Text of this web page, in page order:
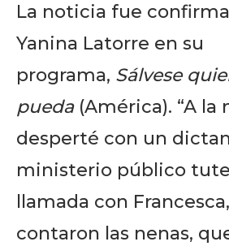
La noticia fue
Yanina Latorre en su
programa, Sálvese
pueda(América). “A la
desperté con un
ministerio público
llamada con
contaron las nenas,